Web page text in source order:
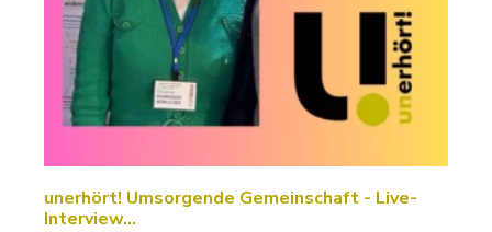
unerhört! Umsorgende Gemeinschaft - Live-
Interview…